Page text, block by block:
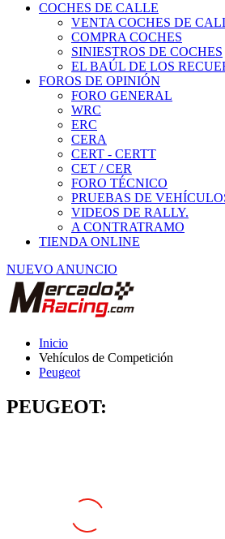
COCHES DE CALLE
VENTA COCHES DE
COMPRA COCHES
SINIESTROS DE COCHES
EL BAÚL DE LOS
FOROS DE OPINIÓN
FORO GENERAL
WRC
ERC
CERA
CERT - CERTT
CET / CER
FORO TÉCNICO
PRUEBAS DE
VIDEOS DE RALLY.
A CONTRATRAMO
TIENDA ONLINE
NUEVO ANUNCIO
Inicio
Vehículos de Competición
Peugeot
PEUGEOT: